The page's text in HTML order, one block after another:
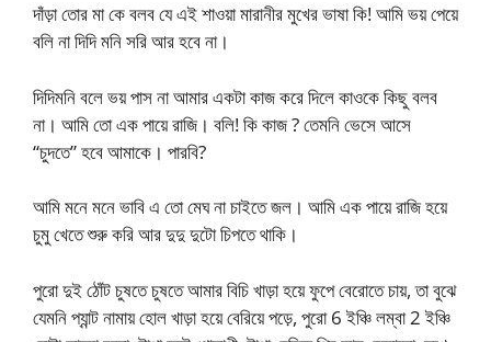
দাঁড়া তোর মা কে বলব যে এই শাওয়া মারানীর মুখের ভাষা কি! আমি ভয় পেয়ে
বলি না দিদি মনি সরি আর হবে না।
দিদিমনি বলে ভয় পাস না আমার একটা কাজ করে দিলে কাওকে কিছু বলব
না। আমি তো এক পায়ে রাজি। বলি! কি কাজ ? তেমনি ভেসে আসে
“চুদতে” হবে আমাকে। পারবি?
আমি মনে মনে ভাবি এ তো মেঘ না চাইতে জল। আমি এক পায়ে রাজি হয়ে
চুমু খেতে শুরু করি আর দুদু দুটো চিপতে থাকি।
পুরো দুই ঠোঁট চুষতে চুষতে আমার বিচি খাড়া হয়ে ফুপে বেরোতে চায়, তা বুঝে
যেমনি প্যান্ট নামায় হোল খাড়া হয়ে বেরিয়ে পড়ে, পুরো 6 ইঞ্চি লম্বা 2 ইঞ্চি